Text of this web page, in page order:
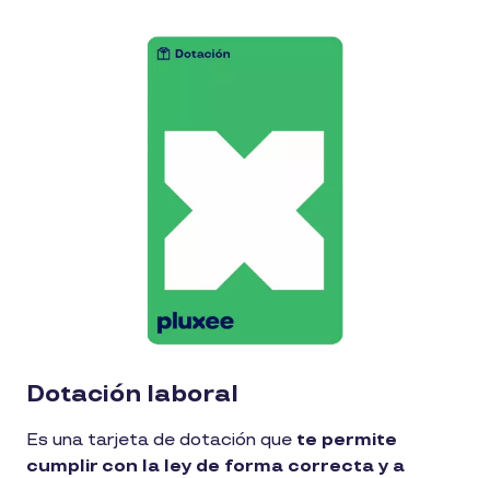
Dotación laboral
Es una tarjeta de dotación que te permite
cumplir con la ley de forma correcta y a